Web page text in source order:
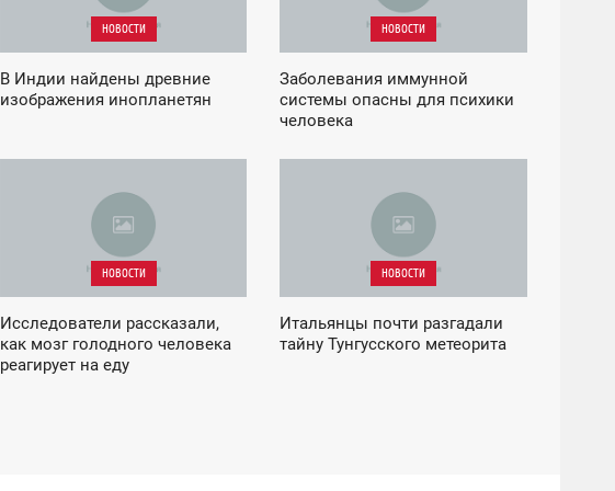
НОВОСТИ
В Индии найдены древние
изображения инопланетян
НОВОСТИ
Заболевания иммунной
системы опасны для психики
человека
НОВОСТИ
Исследователи рассказали,
как мозг голодного человека
реагирует на еду
НОВОСТИ
Итальянцы почти разгадали
тайну Тунгусского метеорита